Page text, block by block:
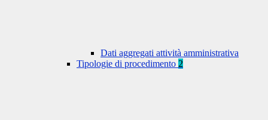
Dati aggregati attività amministrativa
Tipologie di procedimento 2